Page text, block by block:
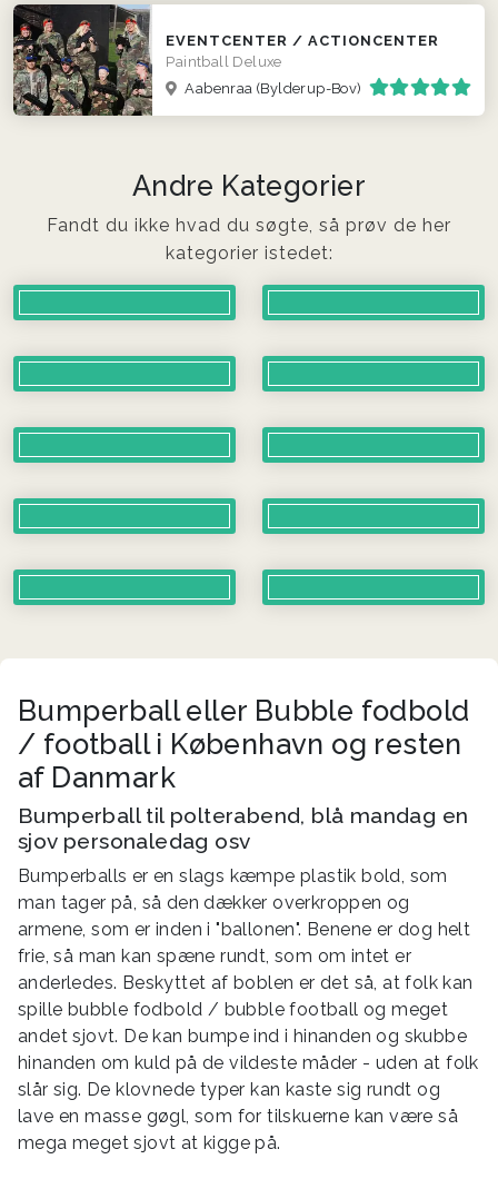
EVENTCENTER / ACTIONCENTER
Paintball Deluxe
Aabenraa (Bylderup-Bov)
Andre Kategorier
Fandt du ikke hvad du søgte, så prøv de her
kategorier istedet:
Bumperball eller Bubble fodbold
/ football i København og resten
af Danmark
Bumperball til polterabend, blå mandag en
sjov personaledag osv
Bumperballs er en slags kæmpe plastik bold, som
man tager på, så den dækker overkroppen og
armene, som er inden i "ballonen". Benene er dog helt
frie, så man kan spæne rundt, som om intet er
anderledes. Beskyttet af boblen er det så, at folk kan
spille bubble fodbold / bubble football og meget
andet sjovt. De kan bumpe ind i hinanden og skubbe
hinanden om kuld på de vildeste måder - uden at folk
slår sig. De klovnede typer kan kaste sig rundt og
lave en masse gøgl, som for tilskuerne kan være så
mega meget sjovt at kigge på.